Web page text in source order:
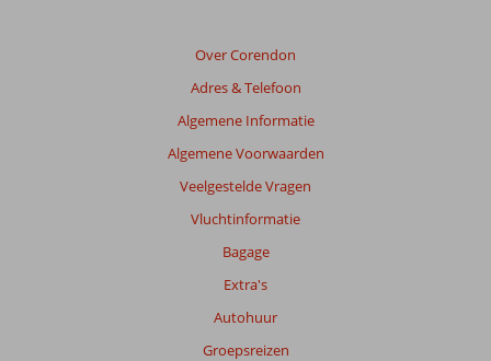
Over Corendon
Adres & Telefoon
Algemene Informatie
Algemene Voorwaarden
Veelgestelde Vragen
Vluchtinformatie
Bagage
Extra's
Autohuur
Groepsreizen